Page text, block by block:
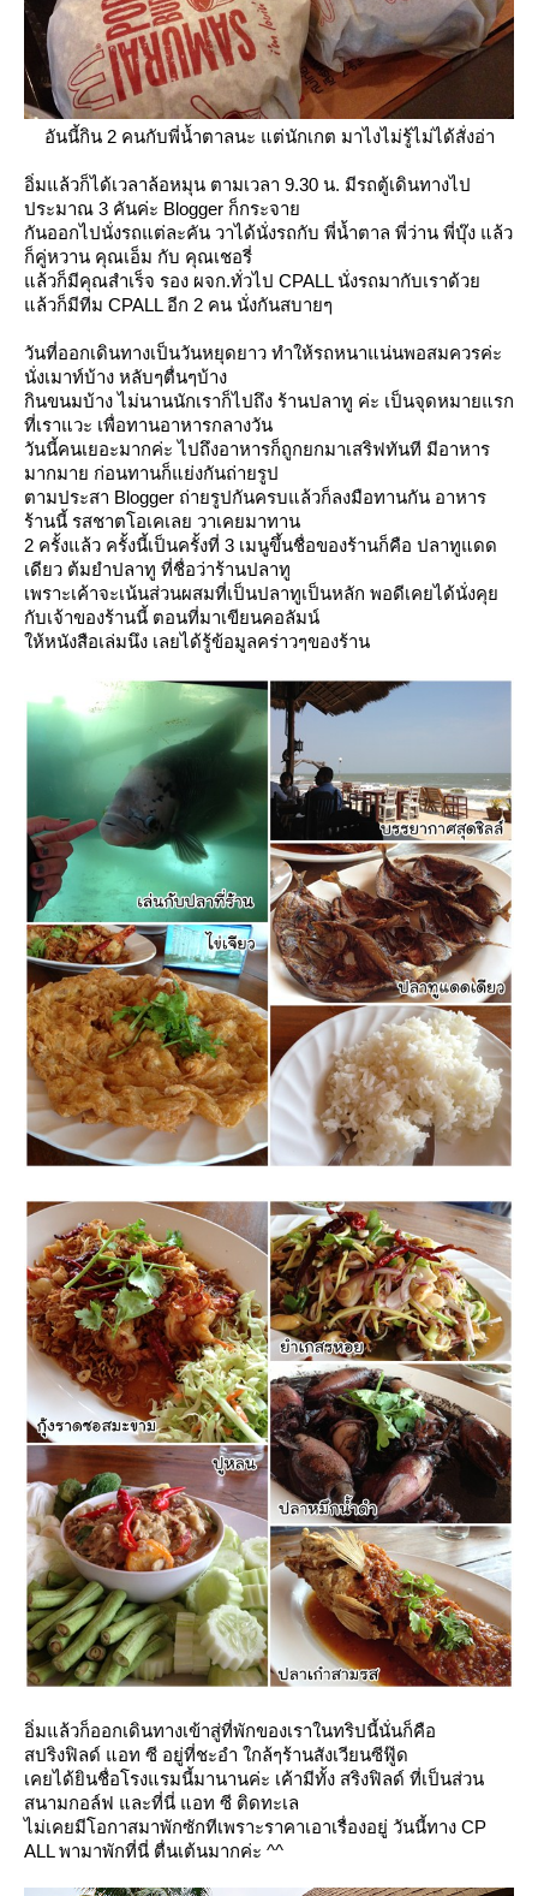
อันนี้กิน 2 คนกับพี่น้ำตาลนะ แต่นักเกต มาไงไม่รู้ไม่ได้สั่งอ่า
อิ่มแล้วก็ได้เวลาล้อหมุน ตามเวลา 9.30 น. มีรถตู้เดินทางไป
ประมาณ 3 คันค่ะ Blogger ก็กระจา
กันออกไปนั่งรถแต่ละคัน วาได้นั่งรถกับ พี่น้ำตาล พี่ว่าน พี่บุ๊ง แล้ว
ก็คู่หวาน คุณเอ็ม กับ คุณเชอรี่
ล้วก็มีคุณสำเร็จ รอง ผจก.ทั่วไป CPALL นั่งรถมากับเราด้ว
ล้วก็มีทีม CPALL อีก 2 คน นั่งกันสบายๆ
วันที่ออกเดินทางเป็นวันหยุดยาว ทำให้รถหนาแน่นพอสมควรค่ะ
นั่งเมาท์บ้าง หลับๆตื่นๆบ้าง
กินขนมบ้าง ไม่นานนักเราก็ไปถึง ร้านปลาทู ค่ะ เป็นจุดหมายแรก
ที่เราแวะ เพื่อทานอาหารกลางวัน
วันนี้คนเยอะมากค่ะ ไปถึงอาหารก็ถูกยกมาเสริฟทันที มีอาหาร
มากมาย ก่อนทานก็แย่งกันถ่ายรูป
ตามประสา Blogger ถ่ายรูปกันครบแล้วก็ลงมือทานกัน อาหาร
ร้านนี้ รสชาตโอเคเลย วาเคยมาทาน
2 ครั้งแล้ว ครั้งนี้เป็นครั้งที่ 3 เมนูขึ้นชื่อของร้านก็คือ ปลาทูแดด
เดียว ต้มยำปลาทู ที่ชื่อว่าร้านปลาทู
เพราะเค้าจะเน้นส่วนผสมที่เป็นปลาทูเป็นหลัก พอดีเคยได้นั่งคุ
กับเจ้าของร้านนี้ ตอนที่มาเขียนคอลัมน์
ห้หนังสือเล่มนึง เลยได้รู้ข้อมูลคร่าวๆของร้าน
อิ่มแล้วก็ออกเดินทางเข้าสู่ที่พักของเราในทริปนี้นั่นก็คือ
สปริงฟิลด์ แอท ซี อยู่ที่ชะอำ ใกล้ๆร้านสังเวียนซีฟู๊ด
เคยได้ยินชื่อโรงแรมนี้มานานค่ะ เค้ามีทั้ง สริงฟิลด์ ที่เป็นส่วน
สนามกอล์ฟ และที่นี่ แอท ซี ติดทะเล
ไม่เคยมีโอกาสมาพักซักทีเพราะราคาเอาเรื่องอยู่ วันนี้ทาง CP
ALL พามาพักที่นี่ ตื่นเต้นมากค่ะ ^^